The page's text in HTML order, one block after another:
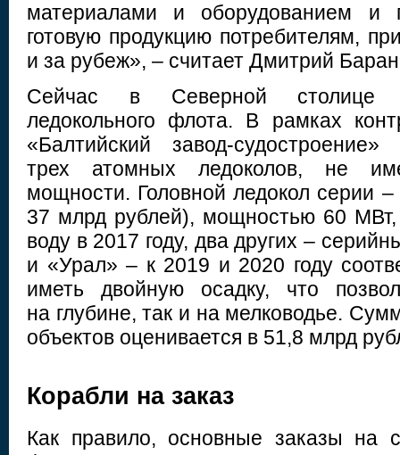
материалами и оборудованием и
готовую продукцию потребителям,
и за рубеж», – считает Дмитрий
Сейчас в Северной столице
ледокольного флота. В рамках
«Балтийский завод-судостроение»
трех атомных ледоколов, не
мощности. Головной ледокол серии –
37 млрд рублей), мощностью 60
воду в 2017 году, два других –
и «Урал» – к 2019 и 2020 году
иметь двойную осадку, что
на глубине, так и на мелководье.
объектов оценивается в 51,8 млрд
Корабли на заказ
Как правило, основные заказы на